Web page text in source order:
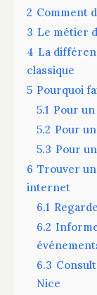
2 Comment
3 Le métier
4 La
classique
5 Pourquoi
5.1 Pour
5.2 Pour
5.3 Pour
6 Trouver
internet
6.1
6.2
6.3
Nice